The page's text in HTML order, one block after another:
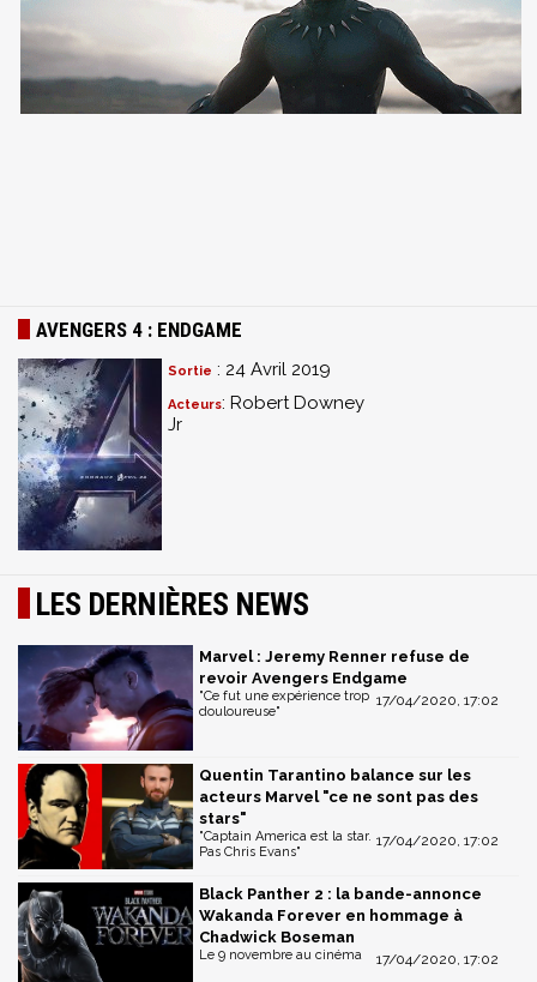
AVENGERS 4 : ENDGAME
Sortie : 24 Avril 2019
Acteurs: Robert Downey
Jr
LES DERNIÈRES NEWS
Marvel : Jeremy Renner refuse de
revoir Avengers Endgame
17/04/2020, 17:02
"Ce fut une expérience trop
douloureuse"
Quentin Tarantino balance sur les
acteurs Marvel "ce ne sont pas des
stars"
17/04/2020, 17:02
"Captain America est la star.
Pas Chris Evans"
Black Panther 2 : la bande-annonce
Wakanda Forever en hommage à
Chadwick Boseman
17/04/2020, 17:02
Le 9 novembre au cinéma